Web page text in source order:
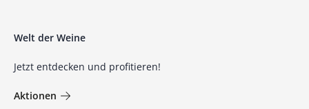
Welt der Weine
Jetzt entdecken und profitieren!
Aktionen